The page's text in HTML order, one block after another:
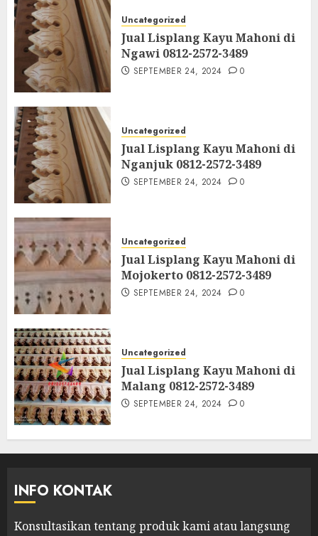
Uncategorized
Jual Lisplang Kayu Mahoni di
Ngawi 0812-2572-3489
SEPTEMBER 24, 2024 0
Uncategorized
Jual Lisplang Kayu Mahoni di
Nganjuk 0812-2572-3489
SEPTEMBER 24, 2024 0
Uncategorized
Jual Lisplang Kayu Mahoni di
Mojokerto 0812-2572-3489
SEPTEMBER 24, 2024 0
Uncategorized
Jual Lisplang Kayu Mahoni di
Malang 0812-2572-3489
SEPTEMBER 24, 2024 0
INFO KONTAK
Konsultasikan tentang produk kami atau langsung